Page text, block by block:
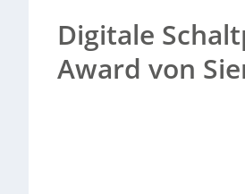
Digitale
Award von